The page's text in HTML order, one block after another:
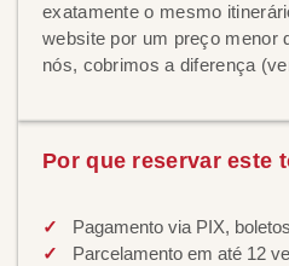
exatamente o mesmo
website por um preço menor
nós, cobrimos a diferença
Por que reservar este
Pagamento via PIX,
Parcelamento em até 12